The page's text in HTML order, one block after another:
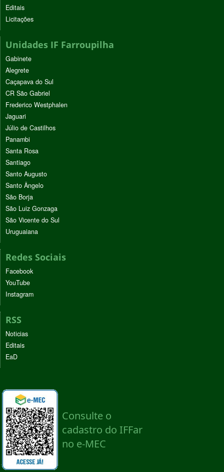
Editais
Licitações
Unidades IF Farroupilha
Gabinete
Alegrete
Caçapava do Sul
CR São Gabriel
Frederico Westphalen
Jaguari
Júlio de Castilhos
Panambi
Santa Rosa
Santiago
Santo Augusto
Santo Ângelo
São Borja
São Luiz Gonzaga
São Vicente do Sul
Uruguaiana
Redes Sociais
Facebook
YouTube
Instagram
RSS
Noticias
Editais
EaD